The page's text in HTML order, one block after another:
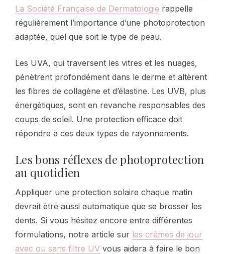
La Société Française de Dermatologie rappelle
régulièrement l’importance d’une photoprotection
adaptée, quel que soit le type de peau.
Les UVA, qui traversent les vitres et les nuages,
pénètrent profondément dans le derme et altèrent
les fibres de collagène et d’élastine. Les UVB, plus
énergétiques, sont en revanche responsables des
coups de soleil. Une protection efficace doit
répondre à ces deux types de rayonnements.
Les bons réflexes de photoprotection
au quotidien
Appliquer une protection solaire chaque matin
devrait être aussi automatique que se brosser les
dents. Si vous hésitez encore entre différentes
formulations, notre article sur les crèmes de jour
avec ou sans filtre UV vous aidera à faire le bon